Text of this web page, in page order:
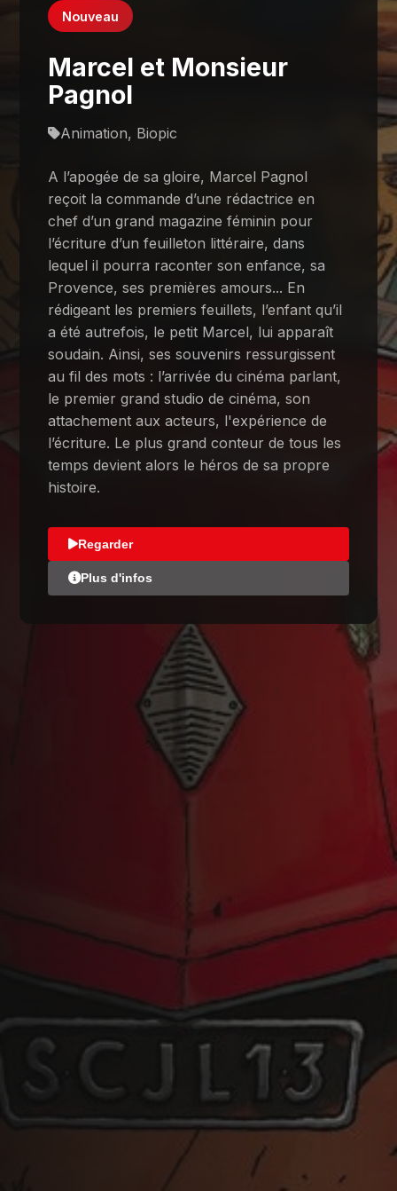
Nouveau
Marcel et Monsieur
Pagnol
Animation, Biopic
A l’apogée de sa gloire, Marcel Pagnol
reçoit la commande d’une rédactrice en
chef d’un grand magazine féminin pour
l’écriture d’un feuilleton littéraire, dans
lequel il pourra raconter son enfance, sa
Provence, ses premières amours... En
rédigeant les premiers feuillets, l’enfant qu’il
a été autrefois, le petit Marcel, lui apparaît
soudain. Ainsi, ses souvenirs ressurgissent
au fil des mots : l’arrivée du cinéma parlant,
le premier grand studio de cinéma, son
attachement aux acteurs, l'expérience de
l’écriture. Le plus grand conteur de tous les
temps devient alors le héros de sa propre
histoire.
Regarder
Plus d'infos